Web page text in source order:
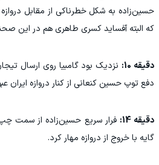
حسین‌زاده به شکل خطرناکی از مقابل
که البته آفساید کسری طاهری هم در این
دقیقه 10:
نزدیک بود گامبیا روی ارسال
دفع توپ حسین کنعانی از کنار دروازه ایران
دقیقه 14:
فرار سریع حسین‌زاده از سمت
گایه با خروج از دروازه مهار کرد.